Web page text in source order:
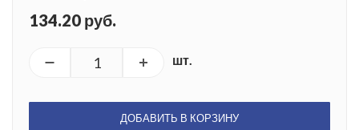
134.20 руб.
шт.
ДОБАВИТЬ В КОРЗИНУ